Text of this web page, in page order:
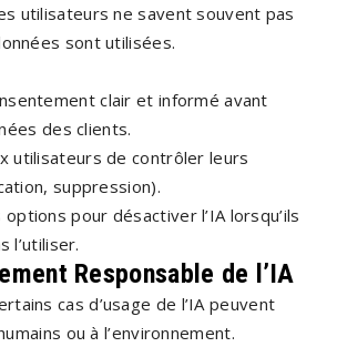
utilisateurs ne savent souvent pas
sont utilisées.
clair et informé avant
des clients.
utilisateurs de contrôler leurs
suppression).
pour désactiver l’IA lorsqu’ils
l’utiliser.
Responsable de l’IA
cas d’usage de l’IA peuvent
ou à l’environnement.